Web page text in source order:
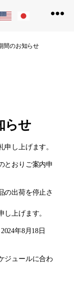
間のお知らせ
らせ
し上げます。
とおりご案内申
の出荷を停止さ
上げます。
年8月18日
ジュールに合わ